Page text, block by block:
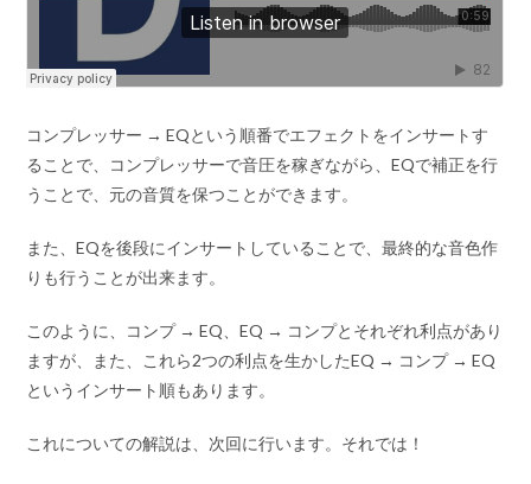
コンプレッサー → EQという順番でエフェクトをインサートす
ることで、コンプレッサーで音圧を稼ぎながら、EQで補正を行
うことで、元の音質を保つことができます。
また、EQを後段にインサートしていることで、最終的な音色作
りも行うことが出来ます。
このように、コンプ → EQ、EQ → コンプとそれぞれ利点があり
ますが、また、これら2つの利点を生かしたEQ → コンプ → EQ
というインサート順もあります。
これについての解説は、次回に行います。それでは！